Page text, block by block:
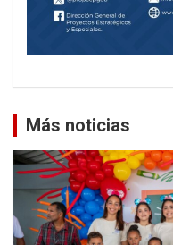
Más noticias